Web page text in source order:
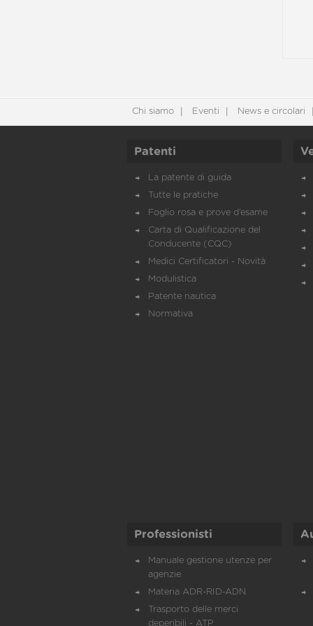
Chi siamo Eventi News e circolari
Patenti
La patente di guida
Tutte le pratiche
Foglio rosa e prove d’esame
Carta di Qualificazione del
Conducente (CQC)
Medici Certificatori - Novità
Modulistica
Patente nautica
Normativa
Professionisti
Manuale gestione utenze per
agenzie
Materia ADR-RID-ADN
Trasporto delle merci
deperibili - ATP